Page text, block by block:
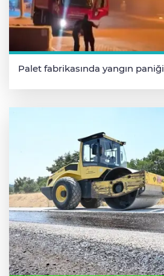
Palet fabrikasında yangın paniği